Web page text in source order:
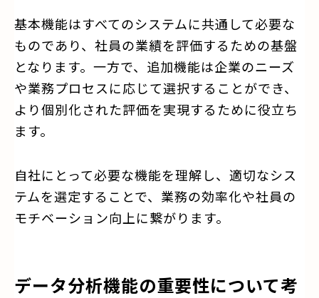
基本機能はすべてのシステムに共通して必要な
ものであり、社員の業績を評価するための基盤
となります。一方で、追加機能は企業のニーズ
や業務プロセスに応じて選択することができ、
より個別化された評価を実現するために役立ち
ます。
自社にとって必要な機能を理解し、適切なシス
テムを選定することで、業務の効率化や社員の
モチベーション向上に繋がります。
データ分析機能の重要性について考